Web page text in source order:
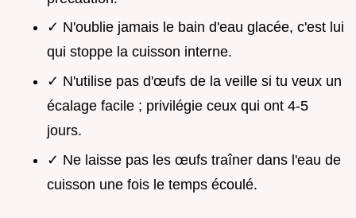
✓ N'oublie jamais le bain d'eau glacée, c'est lui
qui stoppe la cuisson interne.
✓ N'utilise pas d'œufs de la veille si tu veux un
écalage facile ; privilégie ceux qui ont 4-5
jours.
✓ Ne laisse pas les œufs traîner dans l'eau de
cuisson une fois le temps écoulé.